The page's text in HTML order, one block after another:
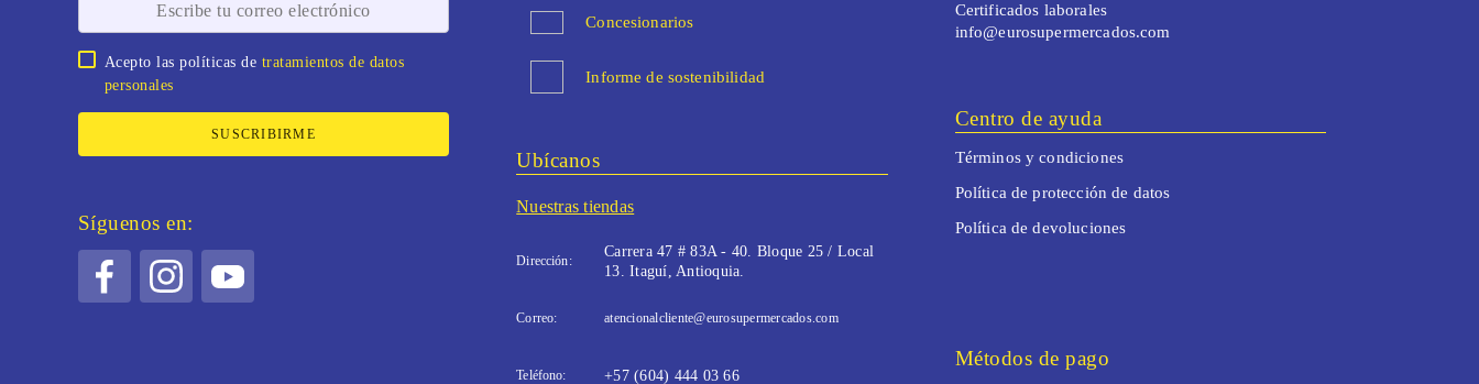
Acepto las políticas de tratamientos de datos
personales
SUSCRIBIRME
Síguenos en:
Concesionarios
Informe de sostenibilidad
Ubícanos
Nuestras tiendas
Dirección:
Carrera 47 # 83A - 40. Bloque 25 / Local
13. Itaguí, Antioquia.
Correo: atencionalcliente@eurosupermercados.com
Teléfono: +57 (604) 444 03 66
Certificados laborales
info@eurosupermercados.com
Centro de ayuda
Términos y condiciones
Política de protección de datos
Política de devoluciones
Métodos de pago